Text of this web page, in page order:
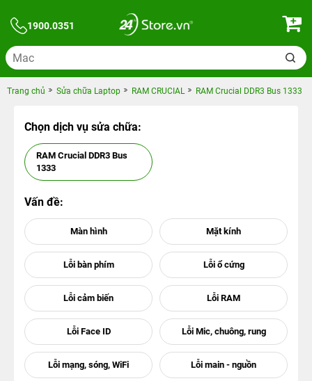
1900.0351
Trang chủ Sửa chữa Laptop RAM CRUCIAL RAM Crucial DDR3 Bus 1333
Chọn dịch vụ sửa chữa:
RAM Crucial DDR3 Bus
1333
Vấn đề: